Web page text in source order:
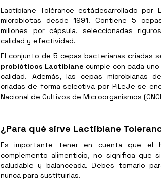
Lactibiane Tolérance estádesarrollado por
microbiotas desde 1991. Contiene 5
millones por cápsula, seleccionadas
calidad y efectividad.
El conjunto de 5 cepas bacterianas criadas
probióticos Lactibianecumple con cada
calidad. Además, las cepas microbianas
criadas de forma selectiva por PiLeJe se
Nacional de Cultivos de Microorganismos
¿Para qué sirve Lactibiane
Es importante tener en cuenta que el
complemento alimenticio, no significa que
saludable y balanceada. Debes tomarlo
nunca para sustituirlas.